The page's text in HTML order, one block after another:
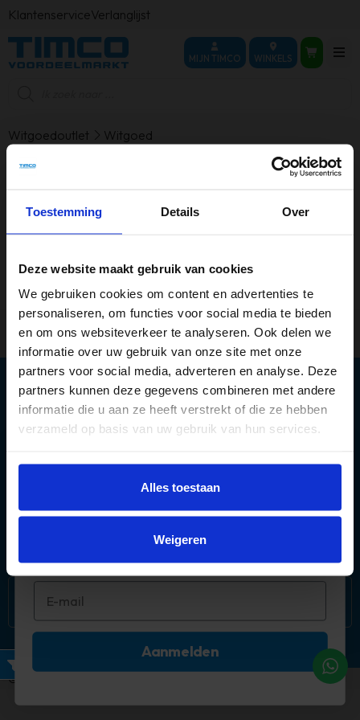
Toestemming Details Over
Deze website maakt gebruik van cookies
We gebruiken cookies om content en advertenties te
personaliseren, om functies voor social media te bieden
en om ons websiteverkeer te analyseren. Ook delen we
informatie over uw gebruik van onze site met onze
partners voor social media, adverteren en analyse. Deze
partners kunnen deze gegevens combineren met andere
informatie die u aan ze heeft verstrekt of die ze hebben
verzameld op basis van uw gebruik van hun services.
Alles toestaan
Weigeren
KlantenserviceVerlanglijst
MIJN TIMCO WINKELS
Witgoedoutlet Witgoed
Witgoed
Filters
Over ons
©2026 Timco Voordeelmarkt
Méér deals? 🤩
Abonneer je op onze mail!
Aanmelden